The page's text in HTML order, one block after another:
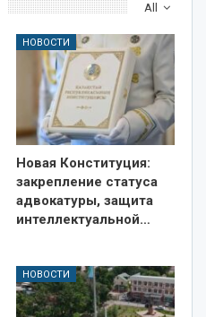
All
НОВОСТИ
Новая Конституция:
закрепление статуса
адвокатуры, защита
интеллектуальной…
НОВОСТИ